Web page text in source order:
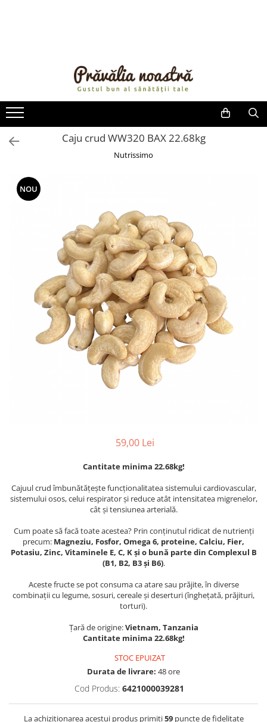
ULEIURI ȘI UNTURI
MĂSLINE
NUCI ȘI SEMINȚE
FRUCTE DESHIDRATATE
FRUCTE LA CONSERVĂ
OȚETURI ȘI SOSURI
FĂINĂ FĂRĂ GLUTEN
BĂUTURI / LAPTE VEGETAL
OREZ ȘI CEREALE
CREME ȘI PASTE TARTINABILE
CONDIMENTE
CEAIURI GRECEȘTI
CIOCOLATĂ ȘI CACAO
HEALTHY SNACKS
REMEDII NATURISTE
TOATE PRODUSELE
Caju crud WW320 BAX 22.68kg
Nutrissimo
NOU
59,00 Lei
Cantitate minima 22.68kg!
Cajuul crud îmbunătățește funcționalitatea sistemului cardiovascular,
sistemului osos, celui respirator și reduce atât intensitatea migrenelor,
cât și tensiunea arterială.
Cum poate să facă toate acestea? Prin conținutul ridicat de nutrienți
precum: Magneziu, Fosfor, Omega 6, proteine, Calciu, Fier,
Potasiu, Zinc, Vitaminele E, C, K și o bună parte din Complexul B
(B1, B2, B3 și B6).
Aceste fructe se pot consuma ca atare sau prăjite, în diverse
combinații cu legume, sosuri, cereale și deserturi (înghețată, prăjituri,
torturi).
Țară de origine:Vietnam, Tanzania
Cantitate minima 22.68kg!
STOC EPUIZAT
Durata de livrare: 48 ore
Cod Produs: 6421000039281
La achizitionarea acestui produs primiti59puncte de fidelitate